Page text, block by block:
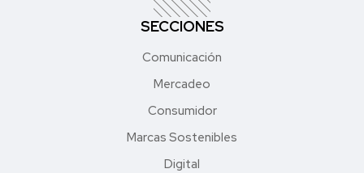
SECCIONES
Comunicación
Mercadeo
Consumidor
Marcas Sostenibles
Digital